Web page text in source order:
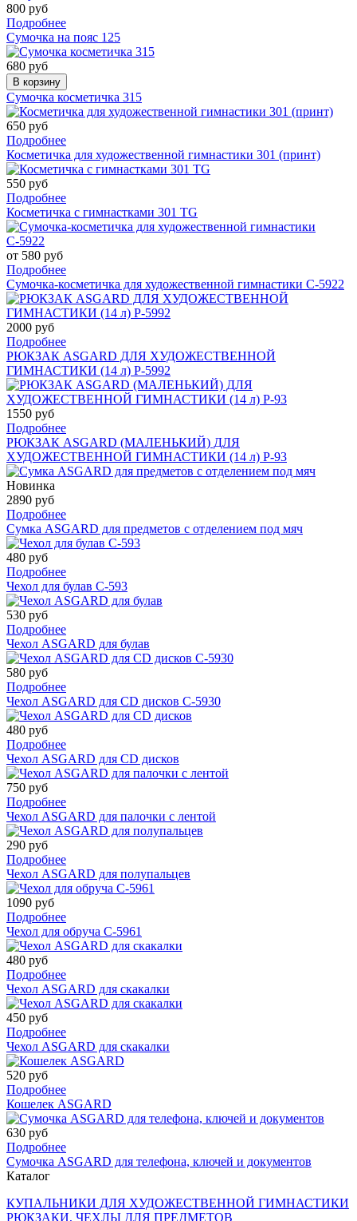
800 руб
Подробнее
Сумочка на пояс 125
680 руб
В корзину
Сумочка косметичка 315
650 руб
Подробнее
Косметичка для художественной гимнастики 301 (принт)
550 руб
Подробнее
Косметичка с гимнастками 301 TG
от 580 руб
Подробнее
Сумочка-косметичка для художественной гимнастики С-5922
2000 руб
Подробнее
РЮКЗАК ASGARD ДЛЯ ХУДОЖЕСТВЕННОЙ
ГИМНАСТИКИ (14 л) Р-5992
1550 руб
Подробнее
РЮКЗАК ASGARD (МАЛЕНЬКИЙ) ДЛЯ
ХУДОЖЕСТВЕННОЙ ГИМНАСТИКИ (14 л) Р-93
Новинка
2890 руб
Подробнее
Сумка ASGARD для предметов с отделением под мяч
480 руб
Подробнее
Чехол для булав C-593
530 руб
Подробнее
Чехол ASGARD для булав
580 руб
Подробнее
Чехол ASGARD для CD дисков С-5930
480 руб
Подробнее
Чехол ASGARD для CD дисков
750 руб
Подробнее
Чехол ASGARD для палочки с лентой
290 руб
Подробнее
Чехол ASGARD для полупальцев
1090 руб
Подробнее
Чехол для обруча С-5961
480 руб
Подробнее
Чехол ASGARD для скакалки
450 руб
Подробнее
Чехол ASGARD для скакалки
520 руб
Подробнее
Кошелек ASGARD
630 руб
Подробнее
Сумочка ASGARD для телефона, ключей и документов
Каталог
КУПАЛЬНИКИ ДЛЯ ХУДОЖЕСТВЕННОЙ ГИМНАСТИКИ
РЮКЗАКИ, ЧЕХЛЫ ДЛЯ ПРЕДМЕТОВ